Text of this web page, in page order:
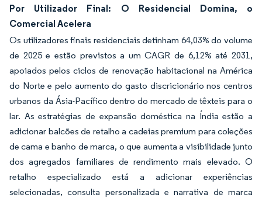
Por Utilizador Final: O Residencial Domina, o
Comercial Acelera
Os utilizadores finais residenciais detinham 64,03% do volume
de 2025 e estão previstos a um CAGR de 6,12% até 2031,
apoiados pelos ciclos de renovação habitacional na América
do Norte e pelo aumento do gasto discricionário nos centros
urbanos da Ásia-Pacífico dentro do mercado de têxteis para o
lar. As estratégias de expansão doméstica na Índia estão a
adicionar balcões de retalho a cadeias premium para coleções
de cama e banho de marca, o que aumenta a visibilidade junto
dos agregados familiares de rendimento mais elevado. O
retalho especializado está a adicionar experiências
selecionadas, consulta personalizada e narrativa de marca